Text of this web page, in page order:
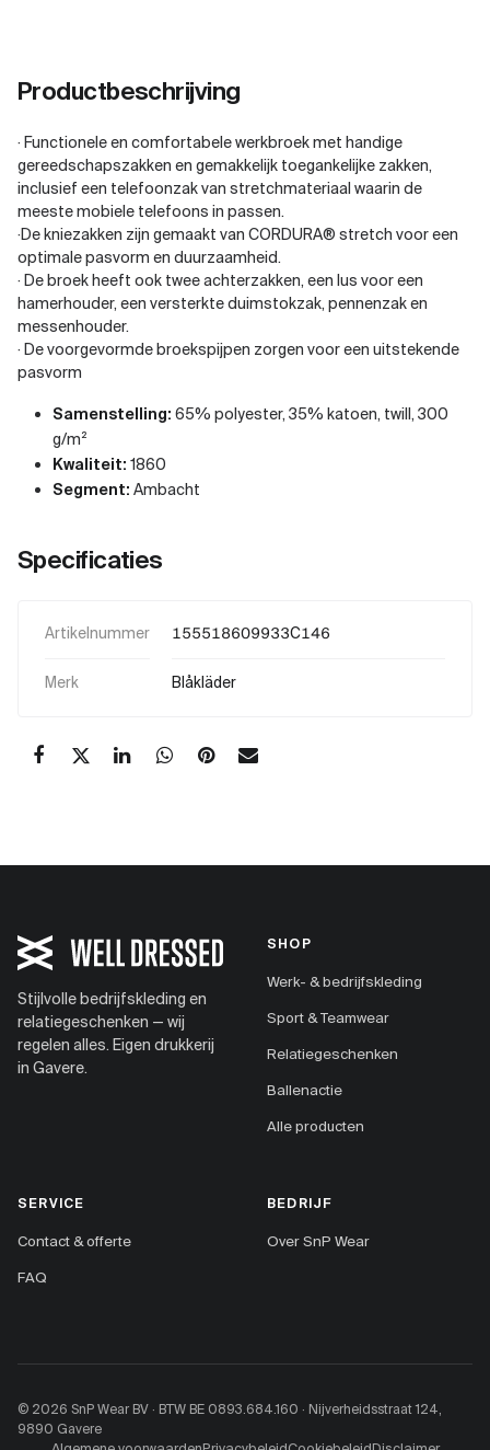
Productbeschrijving
· Functionele en comfortabele werkbroek met handige
gereedschapszakken en gemakkelijk toegankelijke zakken,
inclusief een telefoonzak van stretchmateriaal waarin de
meeste mobiele telefoons in passen.
·De kniezakken zijn gemaakt van CORDURA® stretch voor een
optimale pasvorm en duurzaamheid.
· De broek heeft ook twee achterzakken, een lus voor een
hamerhouder, een versterkte duimstokzak, pennenzak en
messenhouder.
· De voorgevormde broekspijpen zorgen voor een uitstekende
pasvorm
Samenstelling: 65% polyester, 35% katoen, twill, 300
g/m²
Kwaliteit: 1860
Segment: Ambacht
Specificaties
Artikelnummer 155518609933C146
Merk Blåkläder
Stijlvolle bedrijfskleding en
relatiegeschenken — wij
regelen alles. Eigen drukkerij
in Gavere.
SHOP
Werk- & bedrijfskleding
Sport & Teamwear
Relatiegeschenken
Ballenactie
Alle producten
SERVICE
Contact & offerte
FAQ
BEDRIJF
Over SnP Wear
© 2026 SnP Wear BV · BTW BE 0893.684.160 · Nijverheidsstraat 124,
9890 Gavere